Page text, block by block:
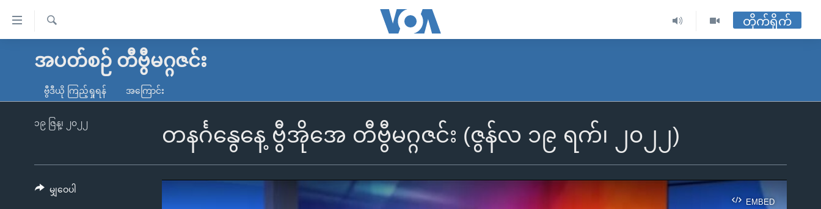
လွယ်ကူ
သည့်
မူလစာမျက်နှာ
ကမ္ဘာ့သတင်းများ
နိုင်ငံတကာ
တရုတ်
အစ္စရေး-ပါလက်စတိုင်း
ရပ်ဝန်းတခု လမ်းတခု အလွန်
အင်္ဂလိပ်စာလေ့လာမယ်
ရ
တိုက်ရိုက်
အပတ်စဉ် တီဗွီမဂ္ဂဇင်း
ဗွီဒီယို ကြည့်ရှုရန် အကြောင်း
တနင်္ဂနွေနေ့ ဗွီအိုအေ တီဗွီမဂ္ဂဇင်း (ဇွန်လ ၁၉ ရက်၊ ၂၀၂၂)
၁၉ ဇြန္၊ ၂၀၂၂
EMBED
မျှဝေပါ